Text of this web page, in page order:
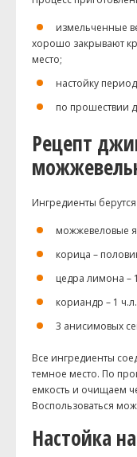
измельченные
хорошо закрывают
место;
настойку
по прошествии
Рецепт
Ингредиенты
можжевеловые
корица –
цедра лимона –
кориандр – 1
3 анисимовых
Все ингредиенты
темное место. По
емкость и очищаем
Воспользоваться
Настойка